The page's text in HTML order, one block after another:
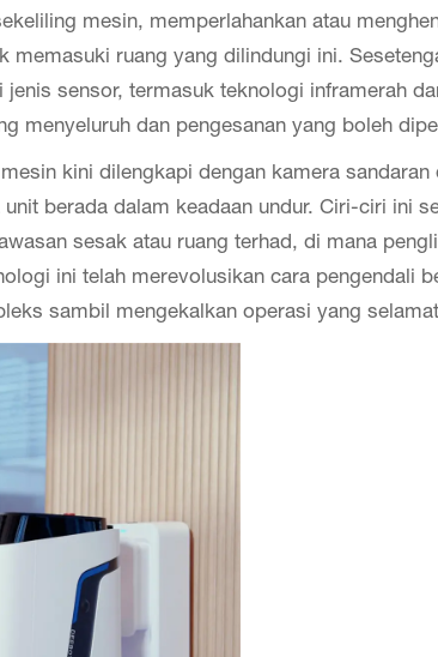
mesin, memperlahankan atau
memasuki ruang yang dilindungi ini.
jenis sensor, termasuk teknologi inframerah
menyeluruh dan pengesanan yang boleh
kini dilengkapi dengan kamera sandaran
berada dalam keadaan undur. Ciri-ciri ini
sesak atau ruang terhad, di mana
ini telah merevolusikan cara pengendali
sambil mengekalkan operasi yang